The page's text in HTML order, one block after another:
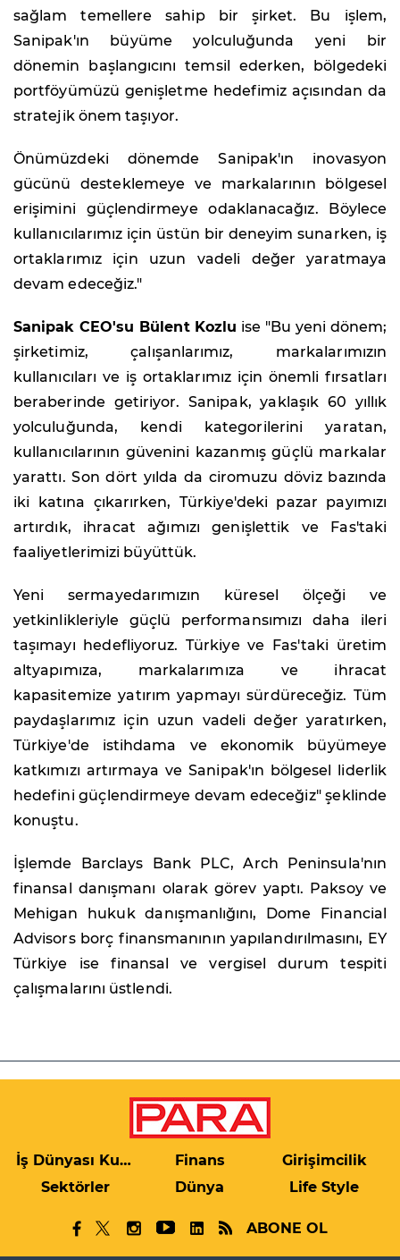
sağlam temellere sahip bir şirket. Bu işlem,
Sanipak'ın büyüme yolculuğunda yeni bir
dönemin başlangıcını temsil ederken, bölgedeki
portföyümüzü genişletme hedefimiz açısından da
stratejik önem taşıyor.
Önümüzdeki dönemde Sanipak'ın inovasyon
gücünü desteklemeye ve markalarının bölgesel
erişimini güçlendirmeye odaklanacağız. Böylece
kullanıcılarımız için üstün bir deneyim sunarken, iş
ortaklarımız için uzun vadeli değer yaratmaya
devam edeceğiz."
Sanipak CEO'su Bülent Kozlu ise "Bu yeni dönem;
şirketimiz, çalışanlarımız, markalarımızın
kullanıcıları ve iş ortaklarımız için önemli fırsatları
beraberinde getiriyor. Sanipak, yaklaşık 60 yıllık
yolculuğunda, kendi kategorilerini yaratan,
kullanıcılarının güvenini kazanmış güçlü markalar
yarattı. Son dört yılda da ciromuzu döviz bazında
iki katına çıkarırken, Türkiye'deki pazar payımızı
artırdık, ihracat ağımızı genişlettik ve Fas'taki
faaliyetlerimizi büyüttük.
Yeni sermayedarımızın küresel ölçeği ve
yetkinlikleriyle güçlü performansımızı daha ileri
taşımayı hedefliyoruz. Türkiye ve Fas'taki üretim
altyapımıza, markalarımıza ve ihracat
kapasitemize yatırım yapmayı sürdüreceğiz. Tüm
paydaşlarımız için uzun vadeli değer yaratırken,
Türkiye'de istihdama ve ekonomik büyümeye
katkımızı artırmaya ve Sanipak'ın bölgesel liderlik
hedefini güçlendirmeye devam edeceğiz" şeklinde
konuştu.
İşlemde Barclays Bank PLC, Arch Peninsula'nın
finansal danışmanı olarak görev yaptı. Paksoy ve
Mehigan hukuk danışmanlığını, Dome Financial
Advisors borç finansmanının yapılandırılmasını, EY
Türkiye ise finansal ve vergisel durum tespiti
çalışmalarını üstlendi.
İş Dünyası Kulis Finans
Girişimcilik
Sektörler
Dünya Life Style
ABONE OL